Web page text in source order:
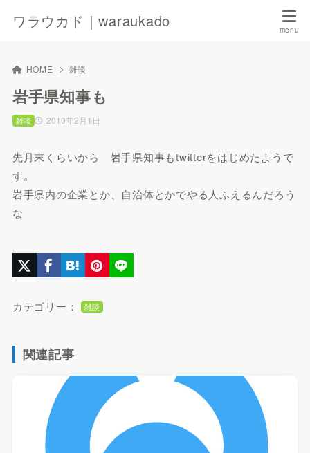
ワラウカド｜waraukado
HOME 雑談
岩手県知事も
2010年2月1日
雑談
先月末くらいから 岩手県知事もtwitterをはじめたようで
す。
岩手県内の企業とか、自治体とかでやる人ふえるんだろう
な
カテゴリー： 雑談
関連記事